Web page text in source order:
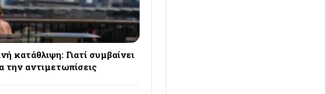
κατάθλιψη: Γιατί συμβαίνει
την αντιμετωπίσεις